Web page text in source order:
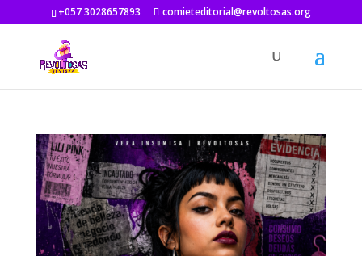
+057 3028657893 comieteditorial@revoltosas.org